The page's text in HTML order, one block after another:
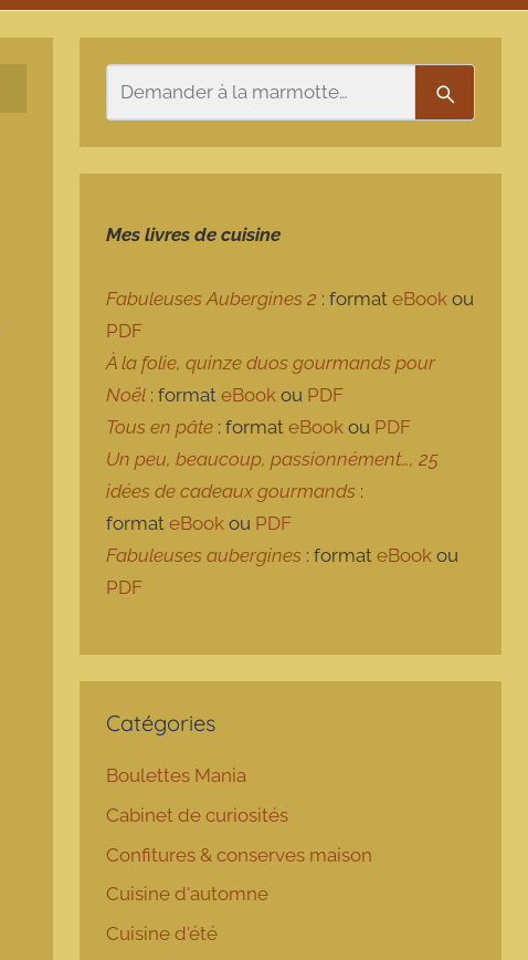
Mes livres de cuisine
Fabuleuses Aubergines 2 : formateBook ou
PDF
À la folie, quinze duos gourmands pour
Noël : formateBook ou PDF
Tous en pâte : formateBook ou PDF
Un peu, beaucoup, passionnément…, 25
idées de cadeaux gourmands :
formateBook ou PDF
Fabuleuses aubergines : formateBook ou
PDF
Catégories
Boulettes Mania
Cabinet de curiosités
Confitures & conserves maison
Cuisine d'automne
Cuisine d'été